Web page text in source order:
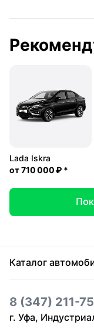
Lada Iskra
от710 000 ₽ *
Каталог
8 (347) 211-
г. Уфа,